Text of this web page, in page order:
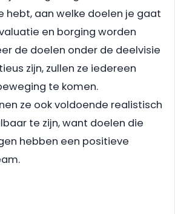
hebt, aan welke doelen je gaat
en borging worden
de doelen onder de deelvisie
zijn, zullen ze iedereen
te komen.
ze ook voldoende realistisch
te zijn, want doelen die
hebben een positieve